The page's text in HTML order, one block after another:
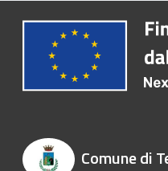
Comune di